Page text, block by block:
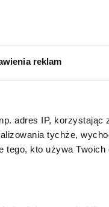
reklam
adres IP, korzystając
tychże,
kto używa